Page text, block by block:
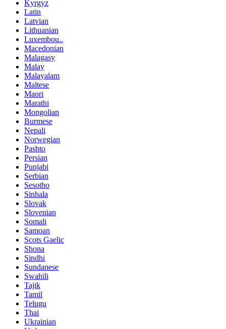
Kyrgyz
Latin
Latvian
Lithuanian
Luxembou..
Macedonian
Malagasy
Malay
Malayalam
Maltese
Maori
Marathi
Mongolian
Burmese
Nepali
Norwegian
Pashto
Persian
Punjabi
Serbian
Sesotho
Sinhala
Slovak
Slovenian
Somali
Samoan
Scots Gaelic
Shona
Sindhi
Sundanese
Swahili
Tajik
Tamil
Telugu
Thai
Ukrainian